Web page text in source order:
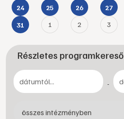
24 25 26 27
31 1 2 3
Részletes programkereső
-